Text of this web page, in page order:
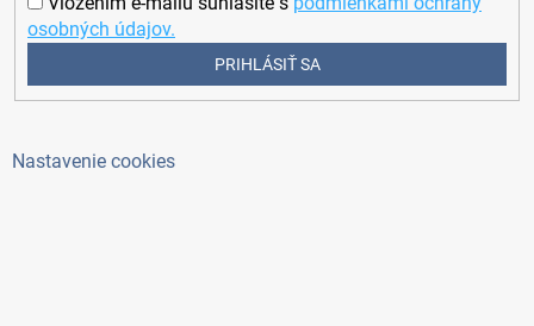
osobných údajov.
PRIHLÁSIŤ SA
Nastavenie cookies